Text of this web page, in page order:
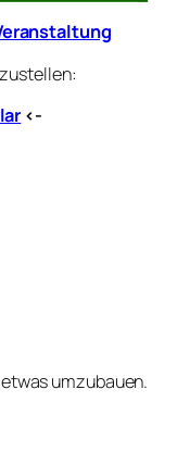
<-
umzubauen.